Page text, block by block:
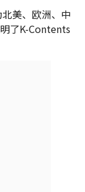
美、欧洲、中
了K-Contents